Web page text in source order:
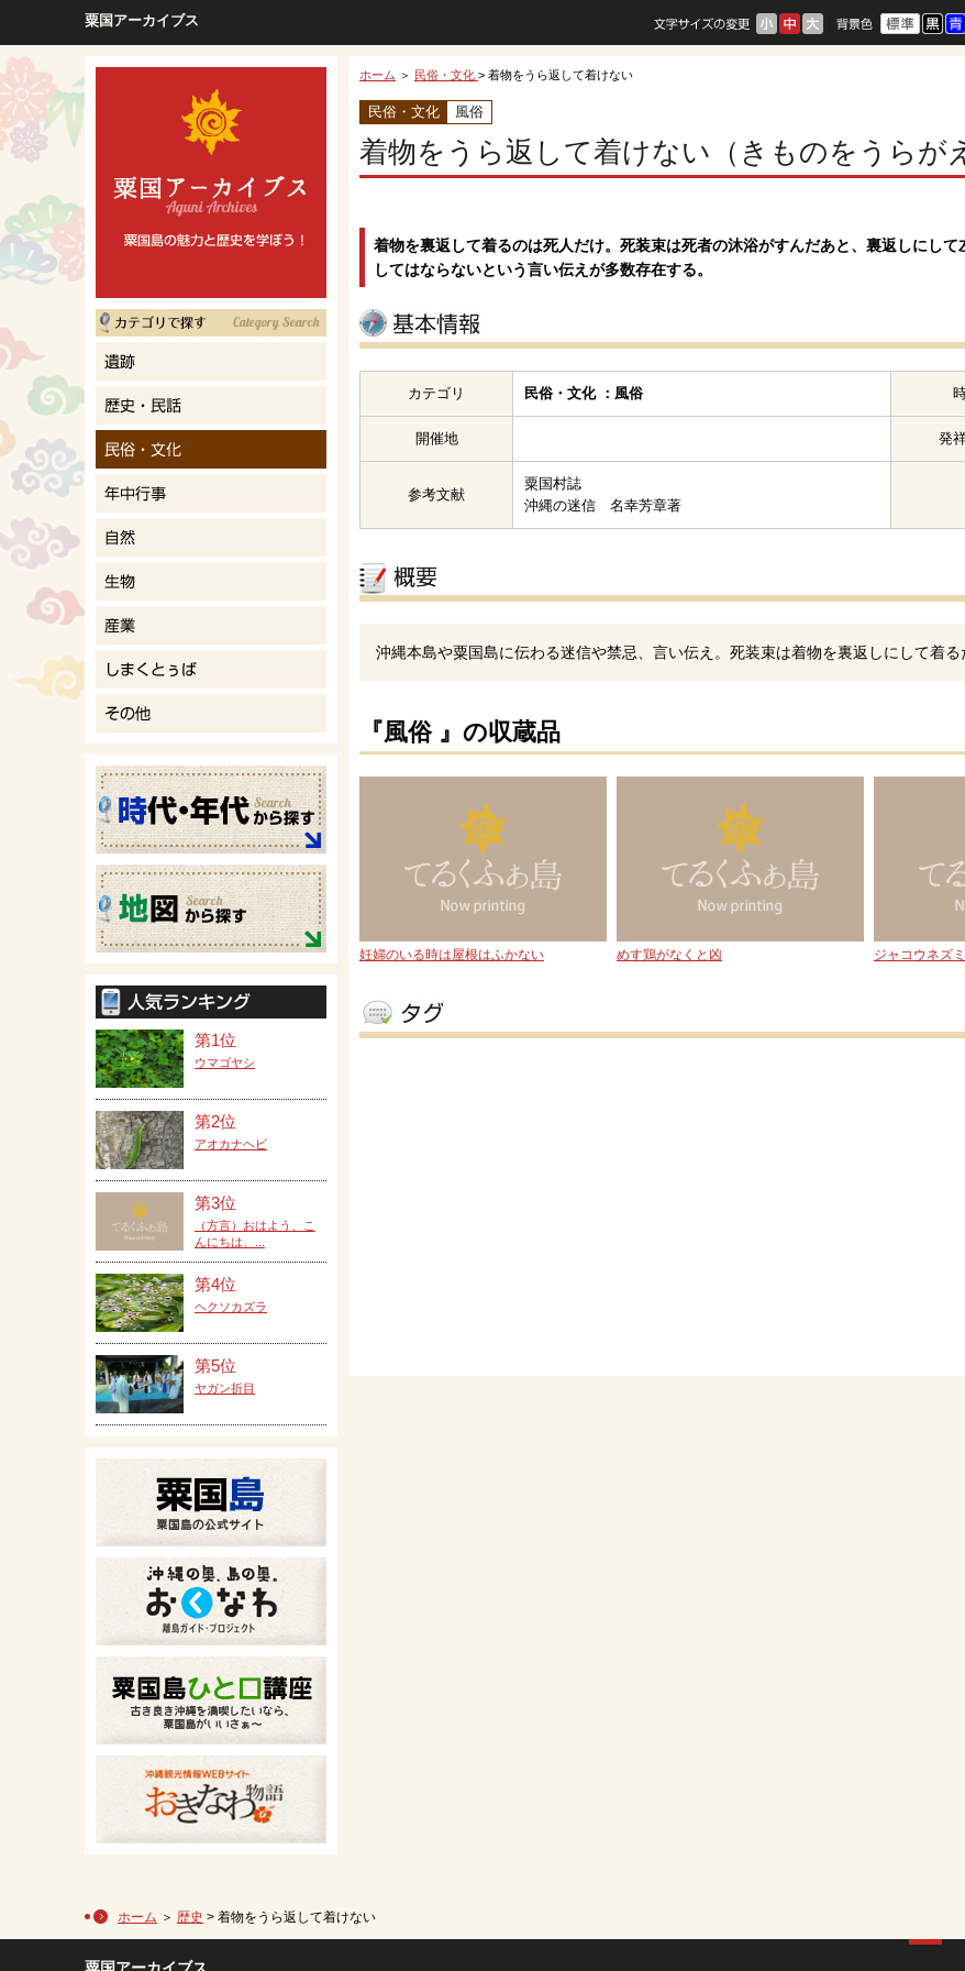
粟国アーカイブス
ホーム ＞ 民俗・文化 > 着物をうら返して着けない
民俗・文化 風俗
着物をうら返して着けない（きものをうらが
着物を裏返して着るのは死人だけ。死装束は死者の沐浴がすんだあと、裏返しにし
してはならないという言い伝えが多数存在する。
カテゴリ 民俗・文化 ：風俗
開催地 発
参考文献
粟国村誌
沖縄の迷信 名幸芳章著
沖縄本島や粟国島に伝わる迷信や禁忌、言い伝え。死装束は着物を裏返しにして着る
『風俗 』の収蔵品
妊婦のいる時は屋根はふかない めす鶏がなくと凶 ジャコウネズ
第1位
ウマゴヤシ
第2位
アオカナヘビ
第3位
（方言）おはよう、こ
んにちは、...
第4位
ヘクソカズラ
第5位
ヤガン折目
ホーム ＞ 歴史 > 着物をうら返して着けない